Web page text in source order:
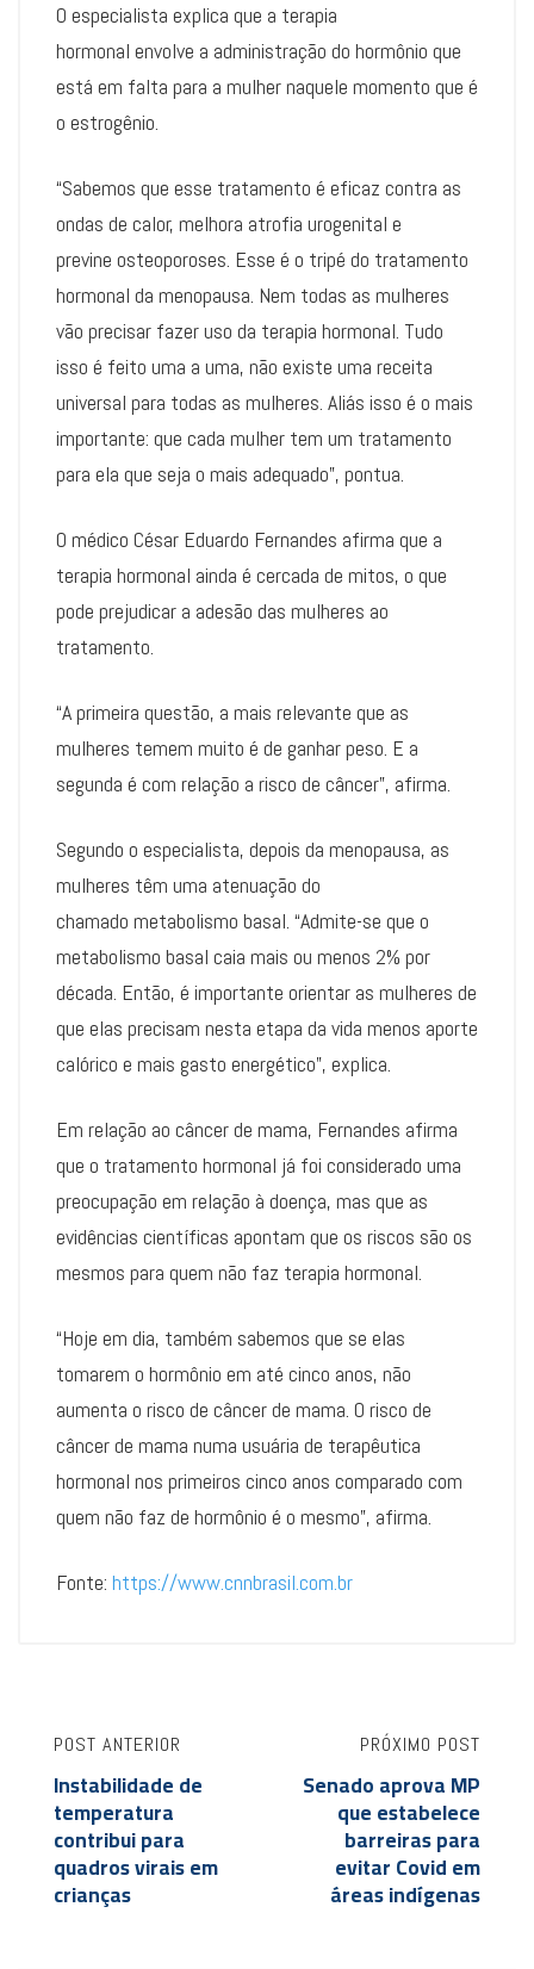
O especialista explica que a terapia
hormonal envolve a administração do hormônio que
está em falta para a mulher naquele momento que é
o estrogênio.
“Sabemos que esse tratamento é eficaz contra as
ondas de calor, melhora atrofia urogenital e
previne osteoporoses. Esse é o tripé do tratamento
hormonal da menopausa. Nem todas as mulheres
vão precisar fazer uso da terapia hormonal. Tudo
isso é feito uma a uma, não existe uma receita
universal para todas as mulheres. Aliás isso é o mais
importante: que cada mulher tem um tratamento
para ela que seja o mais adequado”, pontua.
O médico César Eduardo Fernandes afirma que a
terapia hormonal ainda é cercada de mitos, o que
pode prejudicar a adesão das mulheres ao
tratamento.
“A primeira questão, a mais relevante que as
mulheres temem muito é de ganhar peso. E a
segunda é com relação a risco de câncer”, afirma.
Segundo o especialista, depois da menopausa, as
mulheres têm uma atenuação do
chamado metabolismo basal. “Admite-se que o
metabolismo basal caia mais ou menos 2% por
década. Então, é importante orientar as mulheres de
que elas precisam nesta etapa da vida menos aporte
calórico e mais gasto energético”, explica.
Em relação ao câncer de mama, Fernandes afirma
que o tratamento hormonal já foi considerado uma
preocupação em relação à doença, mas que as
evidências científicas apontam que os riscos são os
mesmos para quem não faz terapia hormonal.
“Hoje em dia, também sabemos que se elas
tomarem o hormônio em até cinco anos, não
aumenta o risco de câncer de mama. O risco de
câncer de mama numa usuária de terapêutica
hormonal nos primeiros cinco anos comparado com
quem não faz de hormônio é o mesmo”, afirma.
Fonte: https://www.cnnbrasil.com.br
POST ANTERIOR
Instabilidade de
temperatura
contribui para
quadros virais em
crianças
PRÓXIMO POST
Senado aprova MP
que estabelece
barreiras para
evitar Covid em
áreas indígenas